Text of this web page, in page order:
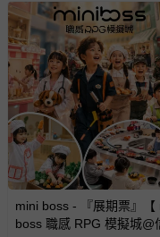
mini boss - 『展期票』【
boss 職感 RPG 模擬城@